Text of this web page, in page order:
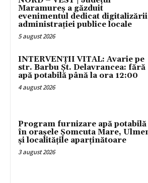
Maramureș a găzduit
evenimentul dedicat digitalizării
administrației publice locale
5 august 2026
INTERVENȚII VITAL: Avarie pe
str. Barbu Șt. Delavrancea: fără
apă potabilă până la ora 12:00
4 august 2026
Program furnizare apă potabilă
în orașele Șomcuta Mare,
și localitățile aparținătoare
3 august 2026